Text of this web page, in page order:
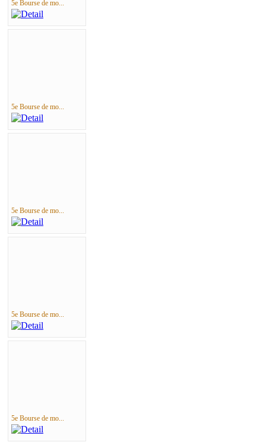
5e Bourse de mo...
5e Bourse de mo...
5e Bourse de mo...
5e Bourse de mo...
5e Bourse de mo...